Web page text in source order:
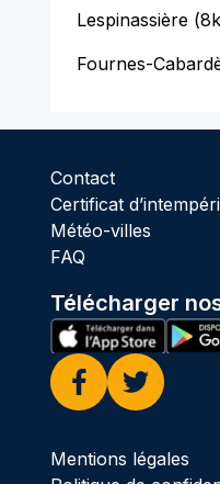
Lespinassière(
Fournes-
Contact
Certificat
Météo-villes
FAQ
Télécharger
Facebook
Twitter
Mentions légales